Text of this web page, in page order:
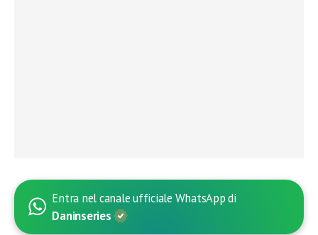
Entra nel canale ufficiale WhatsApp di
Daninseries